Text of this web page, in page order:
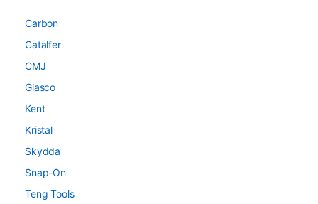
Carbon
Catalfer
CMJ
Giasco
Kent
Kristal
Skydda
Snap-On
Teng Tools